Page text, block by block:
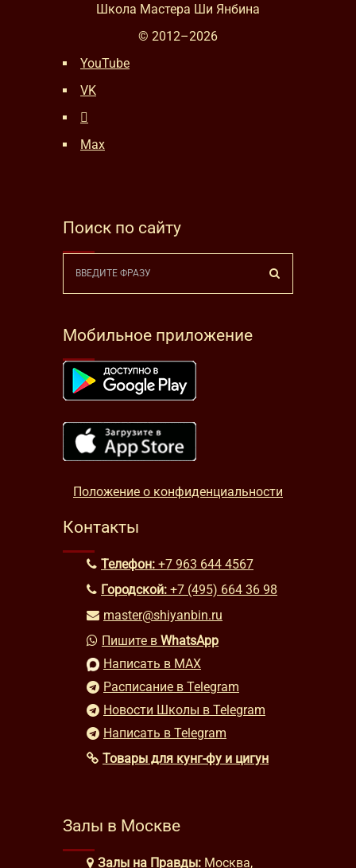
Школа Мастера Ши Янбина
© 2012–2026
YouTube
VK
Max
Поиск по сайту
Мобильное приложение
Положение о конфиденциальности
Контакты
Телефон: +7 963 644 4567
Городской: +7 (495) 664 36 98
master@shiyanbin.ru
Пишите в WhatsApp
Написать в MAX
Расписание в Telegram
Новости Школы в Telegram
Написать в Telegram
Товары для кунг-фу и цигун
Залы в Москве
Залы на Правды: Москва,